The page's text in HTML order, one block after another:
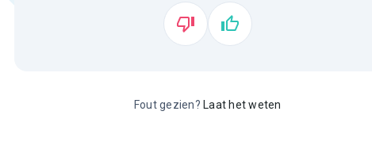
Fout gezien? Laat het weten